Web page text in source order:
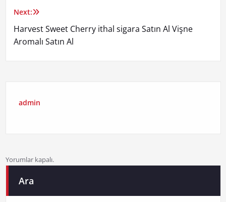
Next:
Harvest Sweet Cherry ithal sigara Satın Al Vişne
Aromalı Satın Al
admin
Yorumlar kapalı.
Ara